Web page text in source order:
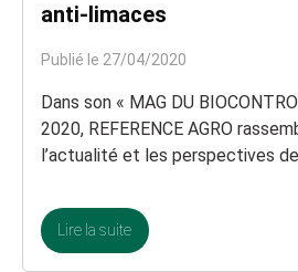
anti-limaces
Publié le 27/04/2020
Dans son « MAG DU
2020, REFERENCE AGRO
l’actualité et les perspectives
Lire la suite